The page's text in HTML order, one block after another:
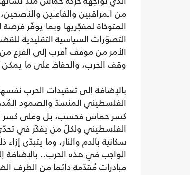
من المراقبين والفاعلين
المتوخاة لمفجّريها وبما يوفّر
التصوّرات السياسية التقليدية
الأمر من موقف أقرب إلى الفزع
وقف الحرب، والحفاظ على ما يمكن
بالإضافة إلى تعقيدات الحرب
الفلسطيني المنسدّ والصمود
كسر حماس فحسب، بل وعلى كسر
الفلسطيني ولكلّ من يفكّر في تحدّي
سكانية بالدم والنار، وما يتبدّى
الواجب في هذه الحرب.. بالإضافة
مبادرات مُقدّمة دائما من الطرف